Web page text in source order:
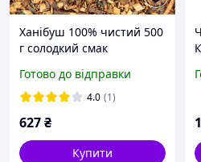
Ханібуш 100% чистий 500
г солодкий смак
аромат напій медового
дерева
Готово до відправки
4.0 (1)
627₴
Купити